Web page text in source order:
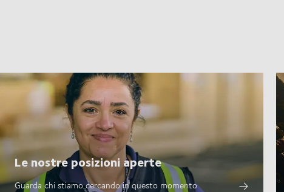
Le nostre posizioni aperte
Guarda chi stiamo cercando in questo momento